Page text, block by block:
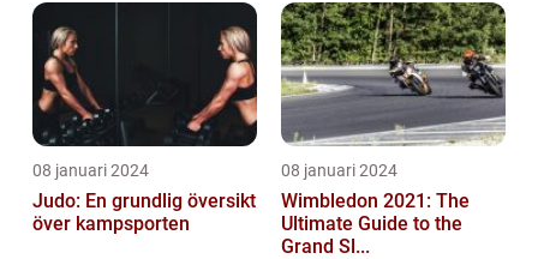
08 januari 2024
Judo: En grundlig översikt
över kampsporten
08 januari 2024
Wimbledon 2021: The
Ultimate Guide to the
Grand Sl...